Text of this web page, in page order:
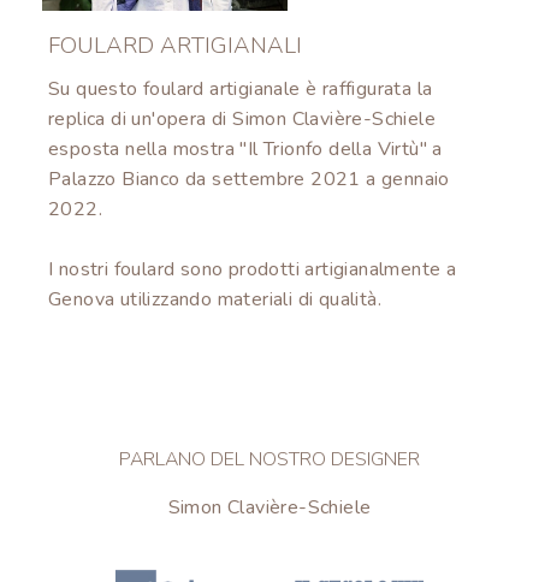
FOULARD ARTIGIANALI
Su questo foulard artigianale è raffigurata la
replica di un'opera di Simon Clavière-Schiele
esposta nella mostra "Il Trionfo della Virtù" a
Palazzo Bianco da settembre 2021 a gennaio
2022.
I nostri foulard sono prodotti artigianalmente a
Genova utilizzando materiali di qualità.
PARLANO DEL NOSTRO DESIGNER
Simon Clavière-Schiele